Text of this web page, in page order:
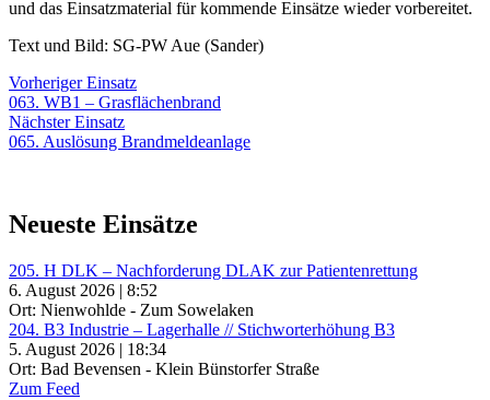
und das Einsatzmaterial für kommende Einsätze wieder vorbereitet.
Text und Bild: SG-PW Aue (Sander)
Beitragsnavigation
Vorheriger EinsatzVorheriger
Einsatz:
063. WB1 – Grasflächenbrand
Nächster EinsatzNächster
Einsatz:
065. Auslösung Brandmeldeanlage
Neueste Einsätze
205. H DLK – Nachforderung DLAK zur Patientenrettung
6. August 2026 | 8:52
Ort: Nienwohlde - Zum Sowelaken
204. B3 Industrie – Lagerhalle // Stichworterhöhung B3
5. August 2026 | 18:34
Ort: Bad Bevensen - Klein Bünstorfer Straße
Zum Feed